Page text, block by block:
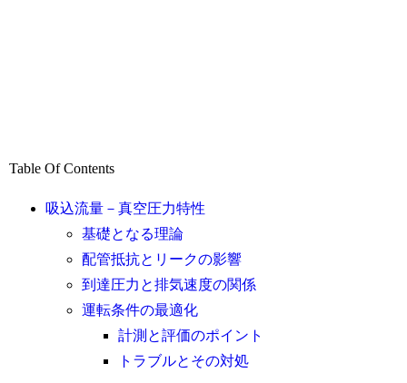
Table Of Contents
吸込流量－真空圧力特性
基礎となる理論
配管抵抗とリークの影響
到達圧力と排気速度の関係
運転条件の最適化
計測と評価のポイント
トラブルとその対処